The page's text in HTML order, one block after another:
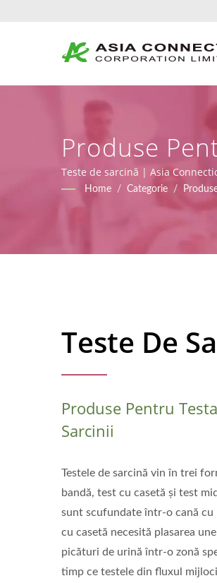
Produse
BVM
Teste de sarcină | Asia
conform MDR (Regulamentul
Home / Categorie /
Teste De
Produse Pentru
Sarcinii
Testele de sarcină vin în trei
bandă, test cu casetă și test
sunt scufundate într-o cană cu
cu casetă necesită plasarea
picături de urină într-o zonă
timp ce testele din fluxul